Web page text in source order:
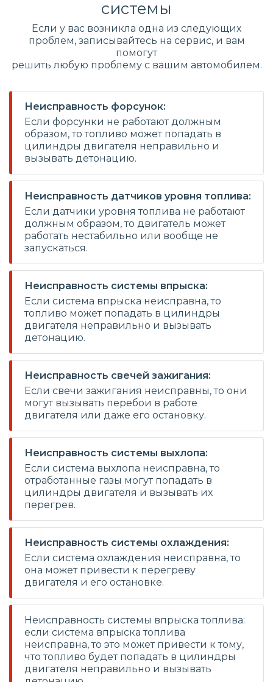
системы
Если у вас возникла одна из следующих
проблем, записывайтесь на сервис, и вам
помогут
решить любую проблему с вашим автомобилем.
Неисправность форсунок:
Если форсунки не работают должным
образом, то топливо может попадать в
цилиндры двигателя неправильно и
вызывать детонацию.
Неисправность датчиков уровня топлива:
Если датчики уровня топлива не работают
должным образом, то двигатель может
работать нестабильно или вообще не
запускаться.
Неисправность системы впрыска:
Если система впрыска неисправна, то
топливо может попадать в цилиндры
двигателя неправильно и вызывать
детонацию.
Неисправность свечей зажигания:
Если свечи зажигания неисправны, то они
могут вызывать перебои в работе
двигателя или даже его остановку.
Неисправность системы выхлопа:
Если система выхлопа неисправна, то
отработанные газы могут попадать в
цилиндры двигателя и вызывать их
перегрев.
Неисправность системы охлаждения:
Если система охлаждения неисправна, то
она может привести к перегреву
двигателя и его остановке.
Неисправность системы впрыска топлива:
если система впрыска топлива
неисправна, то это может привести к тому,
что топливо будет попадать в цилиндры
двигателя неправильно и вызывать